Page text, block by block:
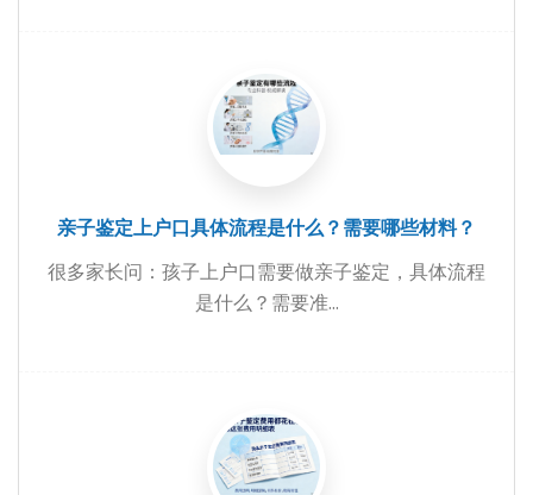
亲子鉴定上户口具体流程是什么？需要哪些材料？
很多家长问：孩子上户口需要做亲子鉴定，具体流程
是什么？需要准...